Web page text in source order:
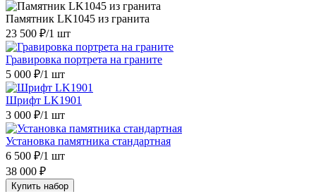
Памятник LK1045 из гранита
23 500 ₽/1 шт
Гравировка портрета на граните
5 000 ₽/1 шт
Шрифт LK1901
3 000 ₽/1 шт
Установка памятника стандартная
6 500 ₽/1 шт
38 000 ₽
Купить набор